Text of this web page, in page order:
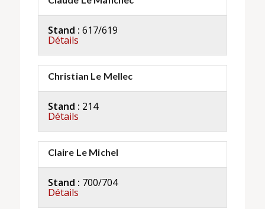
Stand : 617/619
Détails
Christian Le Mellec
Stand : 214
Détails
Claire Le Michel
Stand : 700/704
Détails